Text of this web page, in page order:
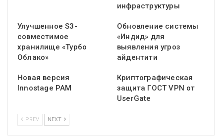
инфраструктуры
Улучшенное S3-
совместимое
хранилище «Турбо
Облако»
Обновление системы
«Индид» для
выявления угроз
айдентити
Новая версия
Innostage PAM
Криптографическая
защита ГОСТ VPN от
UserGate
PREV NEXT